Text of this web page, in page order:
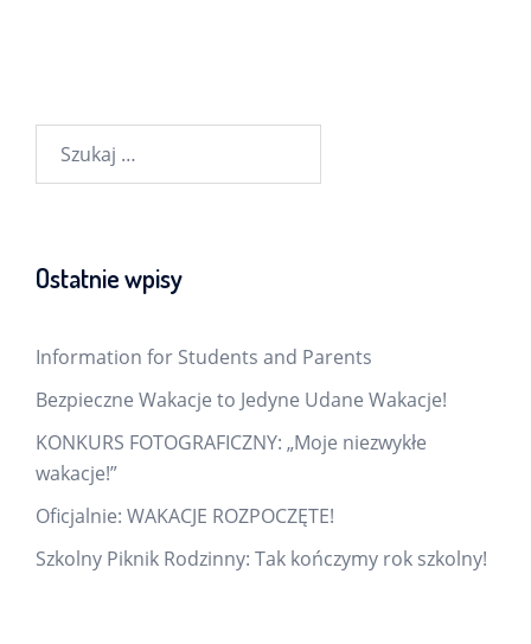
Ostatnie wpisy
Information for Students and Parents
Bezpieczne Wakacje to Jedyne Udane Wakacje!
KONKURS FOTOGRAFICZNY: „Moje niezwykłe
wakacje!”
Oficjalnie: WAKACJE ROZPOCZĘTE!
Szkolny Piknik Rodzinny: Tak kończymy rok szkolny!